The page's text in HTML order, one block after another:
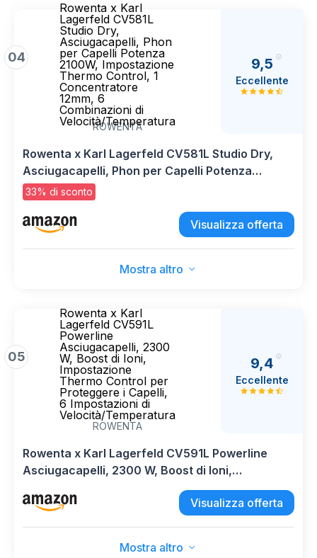
04
Rowenta x Karl
Lagerfeld CV581L
Studio Dry,
Asciugacapelli, Phon
per Capelli Potenza
2100W, Impostazione
Thermo Control, 1
Concentratore
12mm, 6
Combinazioni di
Velocità/Temperatura
ROWENTA
9,5
Eccellente
Rowenta x Karl Lagerfeld CV581L Studio Dry,
Asciugacapelli, Phon per Capelli Potenza
2100W, Impostazione Thermo Control, 1
Concentratore 12mm, 6 Combinazioni di
Velocità/Temperatura
33% di sconto
Visualizza offerta
Mostra altro
05
Rowenta x Karl
Lagerfeld CV591L
Powerline
Asciugacapelli, 2300
W, Boost di Ioni,
Impostazione
Thermo Control per
Proteggere i Capelli,
6 Impostazioni di
Velocità/Temperatura
ROWENTA
9,4
Eccellente
Rowenta x Karl Lagerfeld CV591L Powerline
Asciugacapelli, 2300 W, Boost di Ioni,
Impostazione Thermo Control per Proteggere i
Capelli, 6 Impostazioni di Velocità/Temperatura
Visualizza offerta
Mostra altro